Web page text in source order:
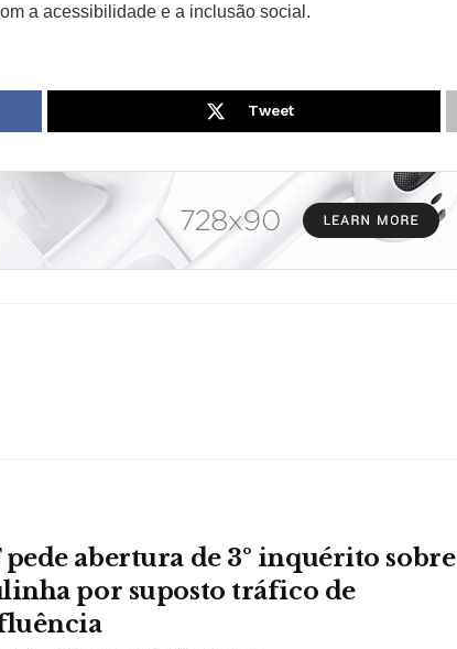
a acessibilidade e a inclusão social.
Tweet
pede abertura de 3º inquérito sobre
por suposto tráfico de